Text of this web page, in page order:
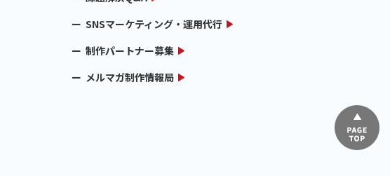
SNSマーケティング・運用代行
制作パートナー募集
メルマガ制作情報局